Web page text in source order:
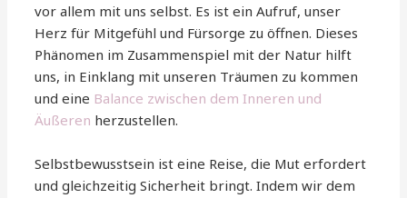
vor allem mit uns selbst. Es ist ein Aufruf, unser
Herz für Mitgefühl und Fürsorge zu öffnen. Dieses
Phänomen im Zusammenspiel mit der Natur hilft
uns, in Einklang mit unseren Träumen zu kommen
und eine Balance zwischen dem Inneren und
Äußeren herzustellen.
Selbstbewusstsein ist eine Reise, die Mut erfordert
und gleichzeitig Sicherheit bringt. Indem wir dem